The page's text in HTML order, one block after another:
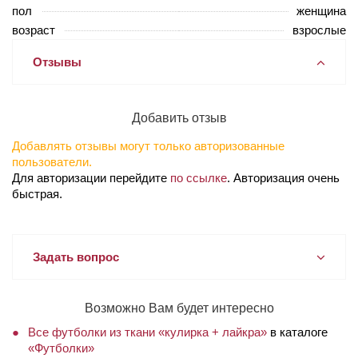
пол
женщина
возраст
взрослые
Отзывы
Добавить отзыв
Добавлять отзывы могут только авторизованные
пользователи.
Для авторизации перейдите по ссылке. Авторизация очень
быстрая.
Задать вопрос
Возможно Вам будет интересно
Все футболки из ткани «кулирка + лайкра» в каталоге
«Футболки»